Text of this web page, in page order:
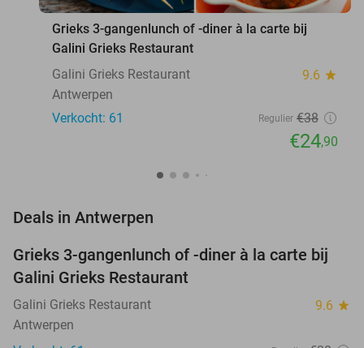
Grieks 3-gangenlunch of -diner à la carte bij
Galini Grieks Restaurant
Galini Grieks Restaurant
9.6 star
Antwerpen
Verkocht: 61
Regulier €38
€24,90
Deals in Antwerpen
34%
Grieks 3-gangenlunch of -diner à la carte bij
Galini Grieks Restaurant
Galini Grieks Restaurant 9.6 star
Antwerpen